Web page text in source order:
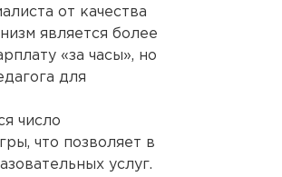
от качества
является более
«за часы», но
для
число
что позволяет в
услуг.